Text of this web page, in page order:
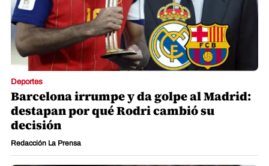
Deportes
Barcelona irrumpe y da golpe al Madrid:
destapan por qué Rodri cambió su
decisión
Redacción La Prensa